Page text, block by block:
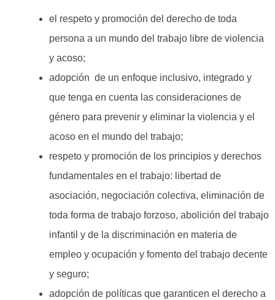
el respeto y promoción del derecho de toda
persona a un mundo del trabajo libre de violencia
y acoso;
adopción de un enfoque inclusivo, integrado y
que tenga en cuenta las consideraciones de
género para prevenir y eliminar la violencia y el
acoso en el mundo del trabajo;
respeto y promoción de los principios y derechos
fundamentales en el trabajo: libertad de
asociación, negociación colectiva, eliminación de
toda forma de trabajo forzoso, abolición del trabajo
infantil y de la discriminación en materia de
empleo y ocupación y fomento del trabajo decente
y seguro;
adopción de políticas que garanticen el derecho a